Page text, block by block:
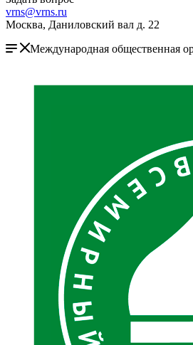
vrns@vrns.ru
Москва, Даниловский вал д. 22
Международная общественная